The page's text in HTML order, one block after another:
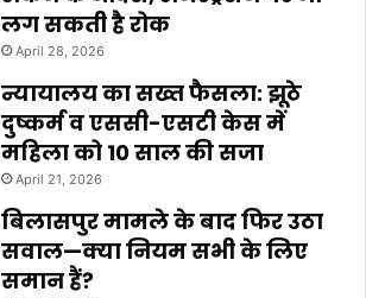
लग सकती है रोक
April 28, 2026
न्यायालय का सख्त फैसला: झूठे
दुष्कर्म व एससी-एसटी केस में
महिला को 10 साल की सजा
April 21, 2026
बिलासपुर मामले के बाद फिर उठा
सवाल—क्या नियम सभी के लिए
समान हैं?